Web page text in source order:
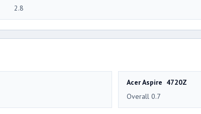
2.8
Acer Aspire 4720Z
Overall 0.7